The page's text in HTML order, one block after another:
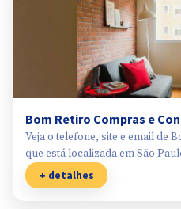
Bom Retiro Compras e
Veja o telefone, site e email de
que está localizada em São
+ detalhes